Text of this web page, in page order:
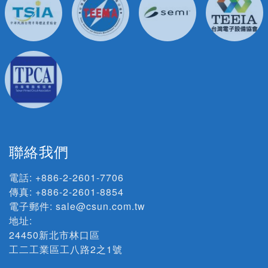
聯絡我們
電話: +886-2-2601-7706
傳真: +886-2-2601-8854
電子郵件: sale@csun.com.tw
地址:
24450新北市林口區
工二工業區工八路2之1號